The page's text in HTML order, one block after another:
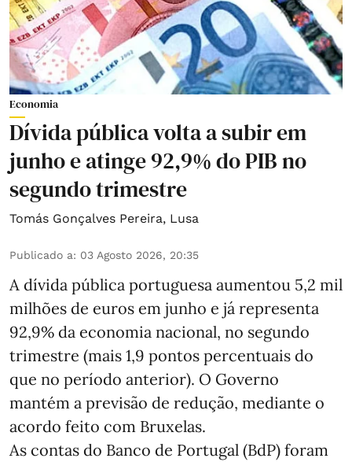
Economia
Dívida pública volta a subir em
junho e atinge 92,9% do PIB no
segundo trimestre
Tomás Gonçalves Pereira, Lusa
Publicado a: 03 Agosto 2026, 20:35
A dívida pública portuguesa aumentou 5,2 mil
milhões de euros em junho e já representa
92,9% da economia nacional, no segundo
trimestre (mais 1,9 pontos percentuais do
que no período anterior). O Governo
mantém a previsão de redução, mediante o
acordo feito com Bruxelas.
As contas do Banco de Portugal (BdP) foram